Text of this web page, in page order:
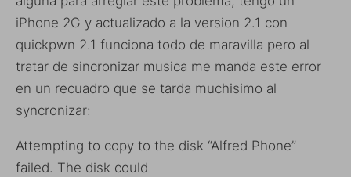
iPhone 2G y actualizado a la version 2.1 con
quickpwn 2.1 funciona todo de maravilla pero al
tratar de sincronizar musica me manda este error
en un recuadro que se tarda muchisimo al
syncronizar:
Attempting to copy to the disk “Alfred Phone”
failed. The disk could